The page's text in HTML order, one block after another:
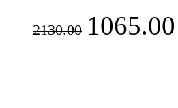
2130.00 1065.00